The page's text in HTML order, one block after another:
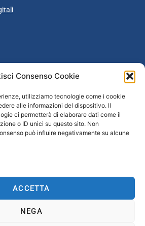
Consenso Cookie
utilizziamo tecnologie come i cookie
alle informazioni del dispositivo. Il
ci permetterà di elaborare dati come il
o ID unici su questo sito. Non
può influire negativamente su alcune
ACCETTA
NEGA